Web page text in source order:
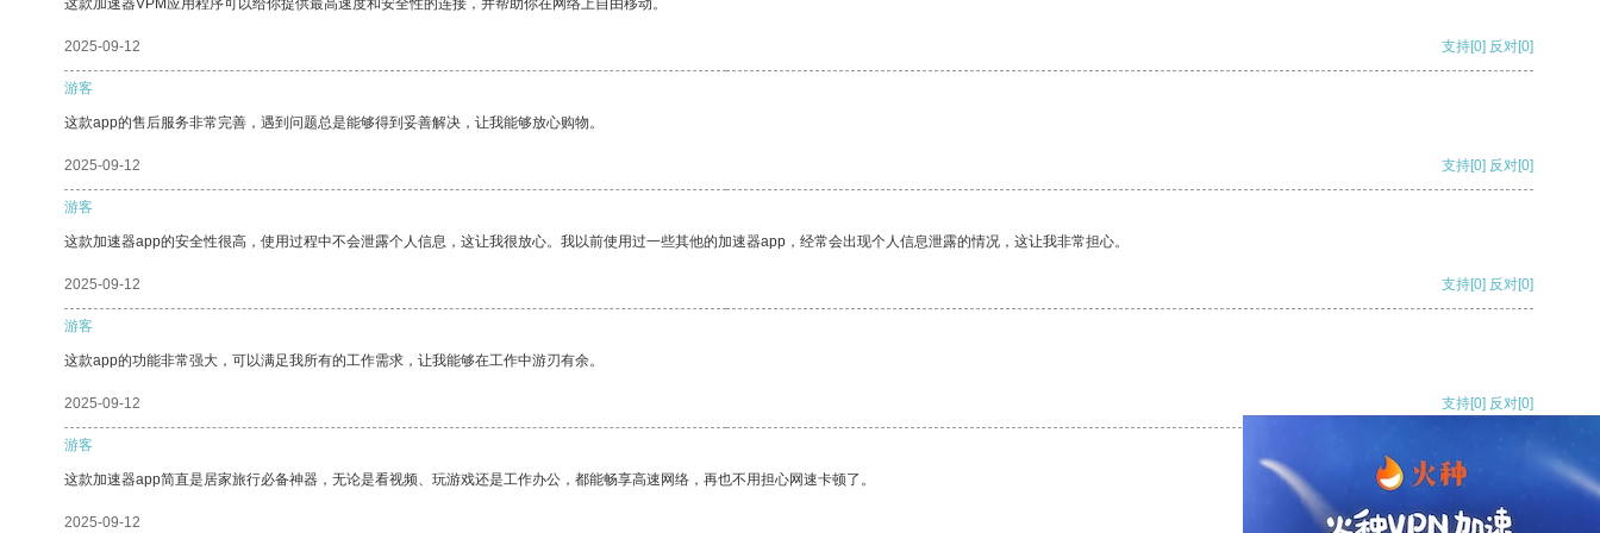
这款加速器VPM应用程序可以给你提供最高速度和安全性的连接，并帮助你在网络上自由移动。
2025-09-12 支持[0] 反对[0]
游客
这款app的售后服务非常完善，遇到问题总是能够得到妥善解决，让我能够放心购物。
2025-09-12 支持[0] 反对[0]
游客
这款加速器app的安全性很高，使用过程中不会泄露个人信息，这让我很放心。我以前使用过一些其他的加速器app，经常会出现个人信息泄露的情况，这让我非常担心。
2025-09-12 支持[0] 反对[0]
游客
这款app的功能非常强大，可以满足我所有的工作需求，让我能够在工作中游刃有余。
2025-09-12 支持[0] 反对[0]
游客
这款加速器app简直是居家旅行必备神器，无论是看视频、玩游戏还是工作办公，都能畅享高速网络，再也不用担心网速卡顿了。
2025-09-12 支持[0] 反对